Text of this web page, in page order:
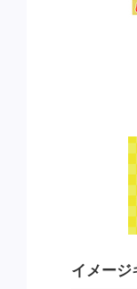
イメージ